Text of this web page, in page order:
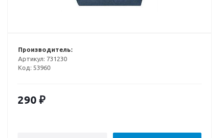
Производитель:
Артикул: 731230
Код: 53960
290 ₽